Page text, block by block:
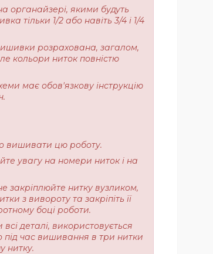
органайзері, якими будуть
тільки 1/2 або навіть 3/4 і 1/4
розрахована, загалом,
кольори ниток повністю
має обов'язкову інструкцію
вишивати цю роботу.
увагу на номери ниток і на
закріплюйте нитку вузликом,
з вивороту та закріпіть її
боці роботи.
деталі, використовується
під час вишивання в три нитки
нитку.